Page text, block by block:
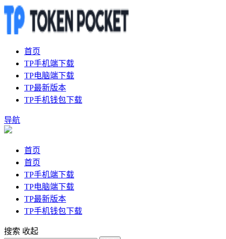
首页
TP手机端下载
TP电脑端下载
TP最新版本
TP手机钱包下载
导航
首页
首页
TP手机端下载
TP电脑端下载
TP最新版本
TP手机钱包下载
搜索 收起